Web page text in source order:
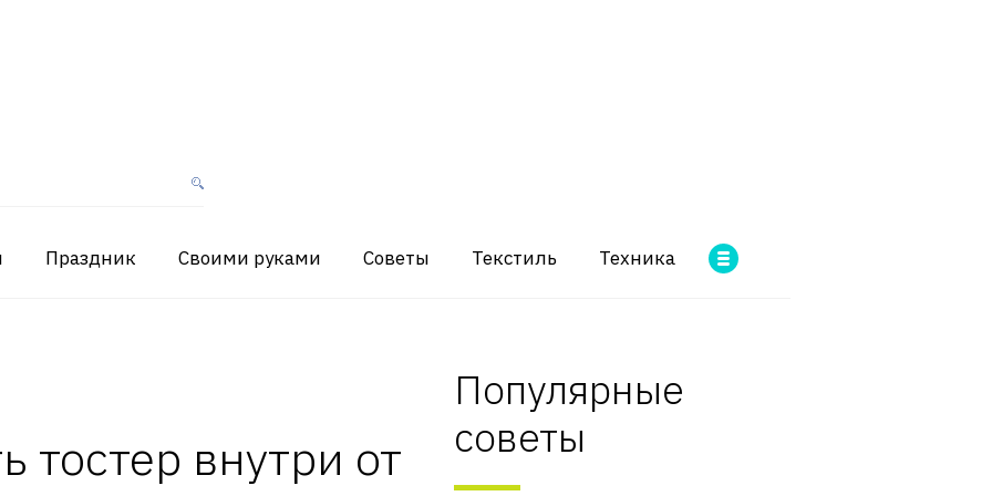
Праздник Своими руками Советы Текстиль Техника
тостер внутри от
Популярные
советы